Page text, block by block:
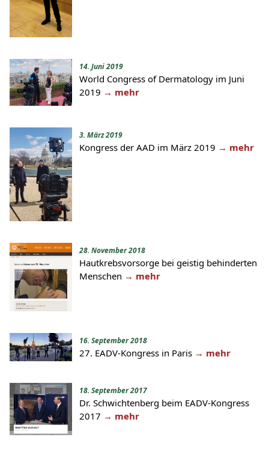
14. Juni 2019
World Congress of Dermatology im Juni
2019 → mehr
3. März 2019
Kongress der AAD im März 2019 → mehr
28. November 2018
Hautkrebsvorsorge bei geistig behinderten
Menschen → mehr
16. September 2018
27. EADV-Kongress in Paris → mehr
18. September 2017
Dr. Schwichtenberg beim EADV-Kongress
2017 → mehr